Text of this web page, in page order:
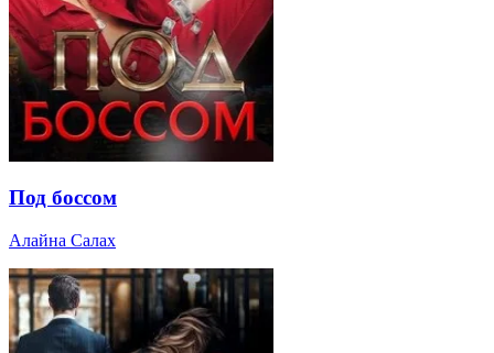
Под боссом
Алайна Салах